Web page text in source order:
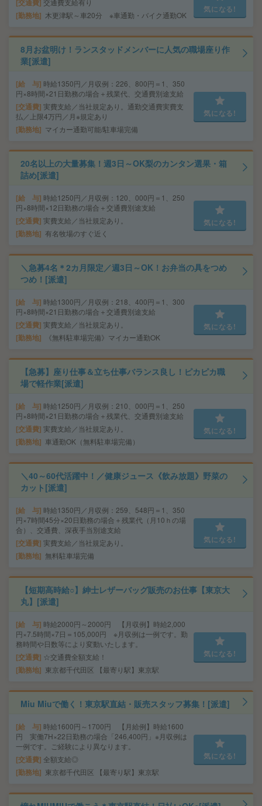
交通費 交通費支給有り
勤務地 木更津駅～車20分 ※車通勤・バイク通勤OK
気になる!
8月お盆明け！ランスタッドメンバーに人気の職場座り作
業[派遣]
給 与 時給1350円／月収例：226、800円＝1、350
円×8時間×21日勤務の場合＋残業代、交通費別途支給
交通費 実費支給／当社規定あり。通勤交通費実費支
払／上限4万円／月※規定あり
勤務地 マイカー通勤可能/駐車場完備
気になる!
20名以上の大量募集！週3日～OK梨のカンタン選果・箱
詰め[派遣]
給 与 時給1250円／月収例：120、000円＝1、250
円×8時間×12日勤務の場合＋交通費別途支給
交通費 実費支給／当社規定あり。
勤務地 有名牧場のすぐ近く
気になる!
＼急募4名＊2カ月限定／週3日～OK！お弁当の具をつめ
つめ！[派遣]
給 与 時給1300円／月収例：218、400円＝1、300
円×8時間×21日勤務の場合＋交通費別途支給
交通費 実費支給／当社規定あり。
勤務地 《無料駐車場完備》マイカー通勤OK
気になる!
【急募】座り仕事＆立ち仕事バランス良し！ピカピカ職
場で軽作業[派遣]
給 与 時給1250円／月収例：210、000円＝1、250
円×8時間×21日勤務の場合＋残業代、交通費別途支給
交通費 実費支給／当社規定あり。
勤務地 車通勤OK（無料駐車場完備）
気になる!
＼40～60代活躍中！／健康ジュース《飲み放題》野菜の
カット[派遣]
給 与 時給1350円／月収例：259、548円＝1、350
円×7時間45分×20日勤務の場合＋残業代（月10ｈの場
合）、交通費、深夜手当別途支給
交通費 実費支給／当社規定あり。
勤務地 無料駐車場完備
気になる!
【短期高時給○】紳士レザーバッグ販売のお仕事【東京大
丸】[派遣]
給 与 時給2000円～2000円 【月収例】時給2,000
円×7.5時間×7日＝105,000円 ※月収例は一例です。勤
務時間や日数等により変動いたします。
交通費 ☆交通費全額支給！
勤務地 東京都千代田区 【最寄り駅】東京駅
気になる!
Miu Miuで働く！東京駅直結・販売スタッフ募集！[派遣]
給 与 時給1600円～1700円 【月給例】時給1600
円 実働7H×22日勤務の場合「246,400円」※月収例は
一例です。ご経験により異なります。
交通費 全額支給◎
勤務地 東京都千代田区 【最寄り駅】東京駅
気になる!